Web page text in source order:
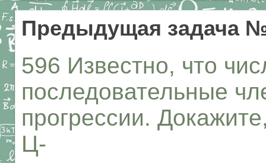
Предыдущая задача
596 Известно, что
последовательные
прогрессии.
Ц-